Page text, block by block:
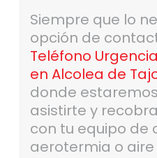
Siempre que lo
opción de
Teléfono
en Alcolea de
donde
asistirte y
con tu equipo de
aerotermia o